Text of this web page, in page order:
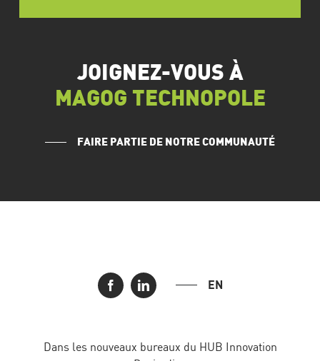
JOIGNEZ-VOUS À
MAGOG TECHNOPOLE
FAIRE PARTIE DE NOTRE COMMUNAUTÉ
EN
Dans les nouveaux bureaux du HUB Innovation